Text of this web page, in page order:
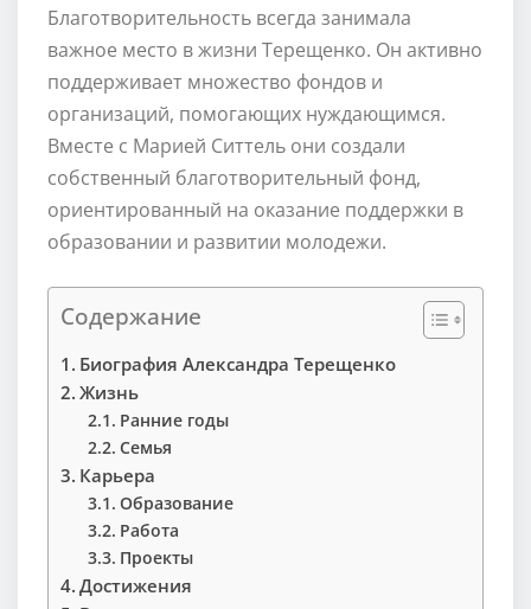
Благотворительность всегда занимала
важное место в жизни Терещенко. Он активно
поддерживает множество фондов и
организаций, помогающих нуждающимся.
Вместе с Марией Ситтель они создали
собственный благотворительный фонд,
ориентированный на оказание поддержки в
образовании и развитии молодежи.
Содержание
Биография Александра Терещенко
Жизнь
Ранние годы
Семья
Карьера
Образование
Работа
Проекты
Достижения